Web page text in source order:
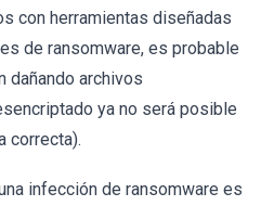
con herramientas diseñadas
de ransomware, es probable
dañando archivos
ya no será posible
correcta).
infección de ransomware es